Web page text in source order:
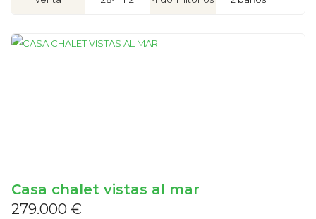
Casa chalet vistas al mar
279.000 €